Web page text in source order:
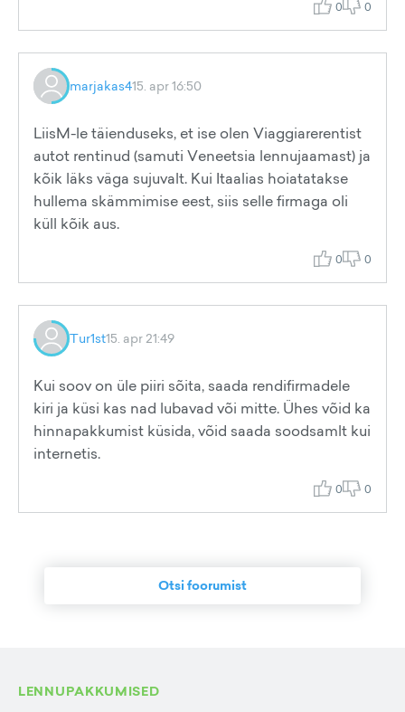
0 0
marjakas415. apr 16:50
LiisM-le täienduseks, et ise olen Viaggiarerentist
autot rentinud (samuti Veneetsia lennujaamast) ja
kõik läks väga sujuvalt. Kui Itaalias hoiatatakse
hullema skämmimise eest, siis selle firmaga oli
küll kõik aus.
0 0
Tur1st15. apr 21:49
Kui soov on üle piiri sõita, saada rendifirmadele
kiri ja küsi kas nad lubavad või mitte. Ühes võid ka
hinnapakkumist küsida, võid saada soodsamlt kui
internetis.
0 0
Otsi foorumist
LENNUPAKKUMISED